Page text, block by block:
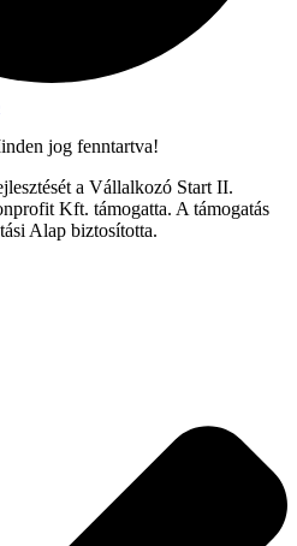
jog fenntartva!
a Vállalkozó Start II.
Kft. támogatta. A támogatás
Alap biztosította.